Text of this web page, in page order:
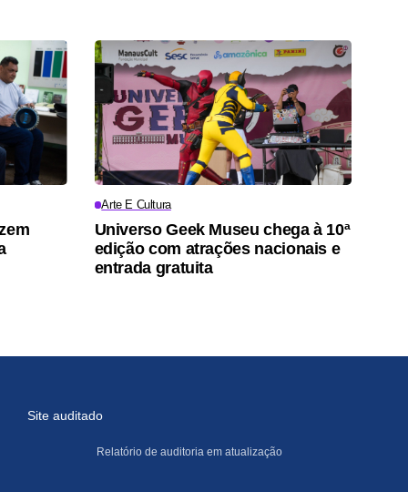
Arte E Cultura
Universo Geek Museu chega à 10ª
edição com atrações nacionais e
entrada gratuita
Site auditado
Relatório de auditoria em atualização